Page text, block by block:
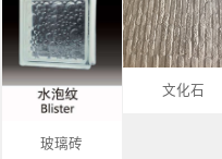
玻璃砖
文化石